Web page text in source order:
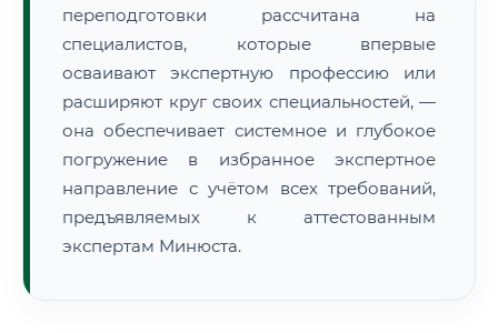
переподготовки рассчитана на
специалистов, которые впервые
осваивают экспертную профессию или
расширяют круг своих специальностей, —
она обеспечивает системное и глубокое
погружение в избранное экспертное
направление с учётом всех требований,
предъявляемых к аттестованным
экспертам Минюста.